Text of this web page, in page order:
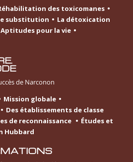
des toxicomanes
substitution
La détoxication
Aptitudes pour la vie
de Narconon
Mission globale
Des établissements de classe
de reconnaissance
Études et
Hubbard